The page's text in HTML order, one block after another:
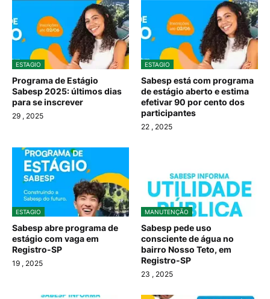
ESTAGIO
Programa de Estágio
Sabesp 2025: últimos dias
para se inscrever
29 , 2025
ESTAGIO
Sabesp está com programa
de estágio aberto e estima
efetivar 90 por cento dos
participantes
22 , 2025
ESTAGIO
Sabesp abre programa de
estágio com vaga em
Registro-SP
19 , 2025
MANUTENÇÃO
Sabesp pede uso
consciente de água no
bairro Nosso Teto, em
Registro-SP
23 , 2025